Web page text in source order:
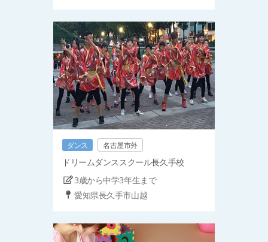
ダンス 名古屋市外
ドリームダンススクール長久手校
3歳から中学3年生まで
愛知県長久手市山越